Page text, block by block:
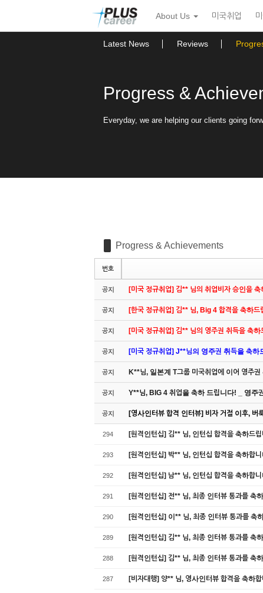
뉴
토
About Us 미국취업
Latest News Reviews
Progress &
Everyday, we are helping our clients going
Progress & Achievements
번호
공지 [미국 정규취업] 김** 님의 취업비자 승인을
공지 [한국 정규취업] 김** 님, Big 4 합격을 축하드
공지 [미국 정규취업] 김** 님의 영주권 취득을 축하
공지 [미국 정규취업] J**님의 영주권 취득을 축
공지 K**님, 일본계 T그룹 미국취업에 이어 영주
공지 Y**님, BIG 4 취업을 축하 드립니다! _ 영주
공지 [영사인터뷰 합격 인터뷰] 비자 거절 이후, 버
294 [원격인턴십] 김** 님, 인턴십 합격을 축하드
293 [원격인턴십] 박** 님, 인턴십 합격을 축하합
292 [원격인턴십] 남** 님, 인턴십 합격을 축하합
291 [원격인턴십] 전** 님, 최종 인터뷰 통과를 축
290 [원격인턴십] 이** 님, 최종 인터뷰 통과를 축
289 [원격인턴십] 김** 님, 최종 인터뷰 통과를 축
288 [원격인턴십] 김** 님, 최종 인터뷰 통과를 축
287 [비자대행] 양** 님, 영사인터뷰 합격을 축하